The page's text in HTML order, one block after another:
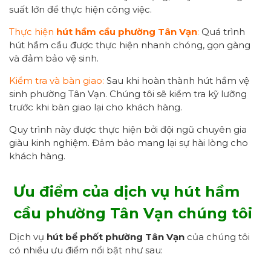
suất lớn để thực hiện công việc.
Thực hiện hút hầm cầu phường Tân Vạn: Quá trình
hút hầm cầu được thực hiện nhanh chóng, gọn gàng
và đảm bảo vệ sinh.
Kiểm tra và bàn giao: Sau khi hoàn thành hút hầm vệ
sinh phường Tân Vạn. Chúng tôi sẽ kiểm tra kỹ lưỡng
trước khi bàn giao lại cho khách hàng.
Quy trình này được thực hiện bởi đội ngũ chuyên gia
giàu kinh nghiệm. Đảm bảo mang lại sự hài lòng cho
khách hàng.
Ưu điểm của dịch vụ hút hầm
cầu phường Tân Vạn chúng tôi
Dịch vụ hút bể phốt phường Tân Vạn của chúng tôi
có nhiều ưu điểm nổi bật như sau: